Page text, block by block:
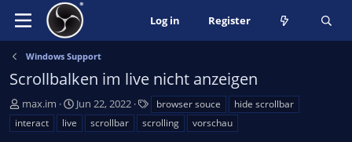
Log in Register
Windows Support
Scrollbalken im live nicht anzeigen
T
h
r
max.im
S
t
a
Jun 22, 2022
a
g
browser souce
hide scrollbar
interact
live scrollbar scrolling vorschau